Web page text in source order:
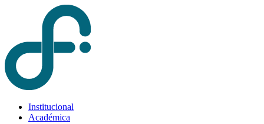
Institucional
Académica